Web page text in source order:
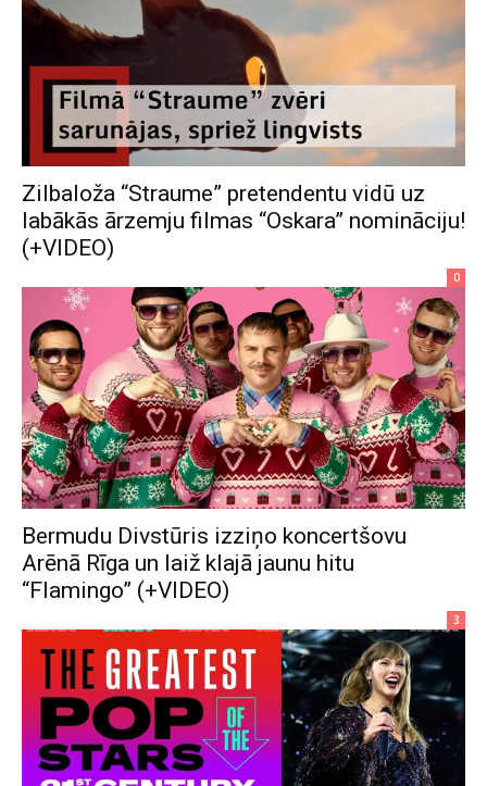
Zilbaloža “Straume” pretendentu vidū uz
labākās ārzemju filmas “Oskara” nomināciju!
(+VIDEO)
0
Bermudu Divstūris izziņo koncertšovu
Arēnā Rīga un laiž klajā jaunu hitu
“Flamingo” (+VIDEO)
3